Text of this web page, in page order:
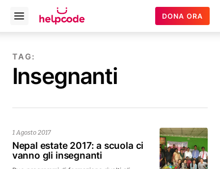
contenuto
Helpcode
Italia
Open
menu
DONA ORA
TAG:
Insegnanti
Nepal estate 2017: a scuola ci
vanno gli insegnanti
1 Agosto 2017